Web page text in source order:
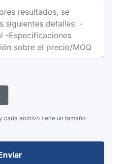
cada archivo tiene un tamaño